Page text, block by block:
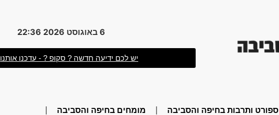
6 באוגוסט 2026 22:36
יש לכם ידיעה חדשה ? סקופ ? - עדכנו אותנו
ספורט ותרבות בחיפה והסביבה מומחים בחיפה והסביבה